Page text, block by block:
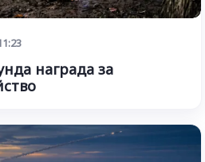
награда за